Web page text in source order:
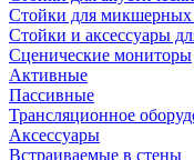
Стойки для микшерных
Стойки и аксессуары
Сценические мониторы
Активные
Пассивные
Трансляционное
Аксессуары
Встраиваемые в стены